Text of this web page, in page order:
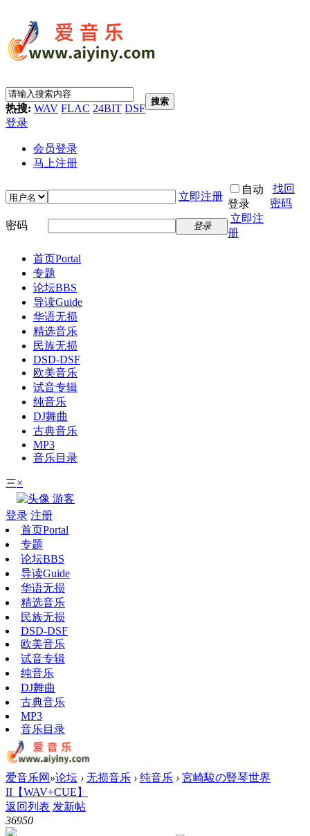
热搜: WAV FLAC 24BIT DSF
搜索
登录
会员登录
马上注册
立即注册
自动
登录
找回
密码
密码
登录
立即注
册
首页Portal
专题
论坛BBS
导读Guide
华语无损
精选音乐
民族无损
DSD-DSF
欧美音乐
试音专辑
纯音乐
DJ舞曲
古典音乐
MP3
音乐目录
三×
游客
登录 注册
首页Portal
专题
论坛BBS
导读Guide
华语无损
精选音乐
民族无损
DSD-DSF
欧美音乐
试音专辑
纯音乐
DJ舞曲
古典音乐
MP3
音乐目录
爱音乐网 »论坛 › 无损音乐 › 纯音乐 › 宮崎駿の豎琴世界
II【WAV+CUE】
返回列表 发新帖
36950